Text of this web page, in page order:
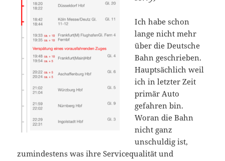
Ich habe schon
lange nicht mehr
über die Deutsche
Bahn geschrieben.
Hauptsächlich weil
ich in letzter Zeit
primär Auto
gefahren bin.
Woran die Bahn
nicht ganz
unschuldig ist,
zumindestens was ihre Servicequalität und